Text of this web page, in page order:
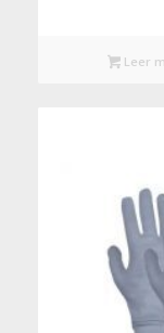
Leer